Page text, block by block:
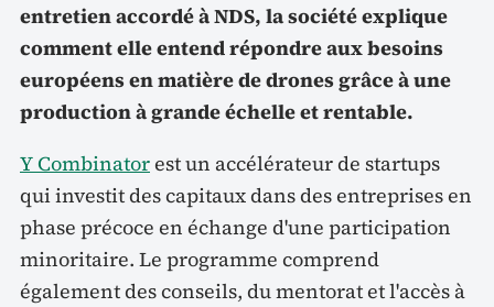
entretien accordé à NDS, la société explique
comment elle entend répondre aux besoins
européens en matière de drones grâce à une
production à grande échelle et rentable.
Y Combinatorest un accélérateur de startups
qui investit des capitaux dans des entreprises en
phase précoce en échange d'une participation
minoritaire. Le programme comprend
également des conseils, du mentorat et l'accès à